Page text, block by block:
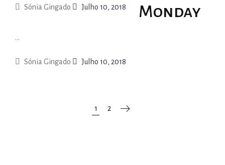
Sónia Gingado Julho 10, 2018 Monday
...
Sónia Gingado Julho 10, 2018
1 2